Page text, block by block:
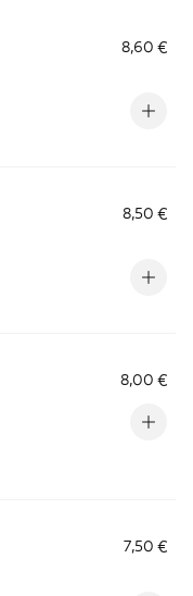
8,60 €
8,50 €
8,00 €
7,50 €